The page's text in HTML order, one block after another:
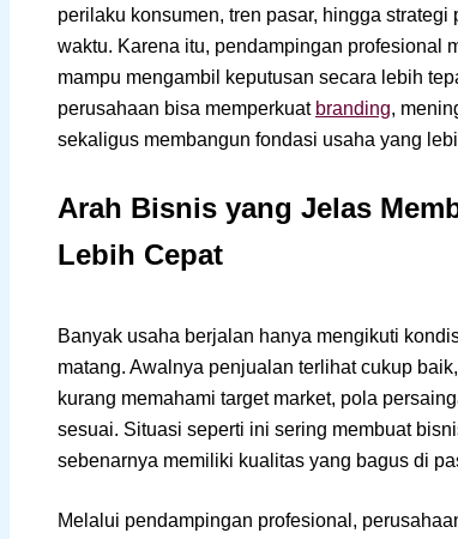
perilaku konsumen, tren pasar, hingga
waktu. Karena itu, pendampingan profesional
mampu mengambil keputusan secara lebih
perusahaan bisa memperkuat branding,
sekaligus membangun fondasi usaha yang
Arah Bisnis yang Jelas
Lebih Cepat
Banyak usaha berjalan hanya mengikuti
matang. Awalnya penjualan terlihat cukup
kurang memahami target market, pola
sesuai. Situasi seperti ini sering membuat
sebenarnya memiliki kualitas yang bagus di
Melalui pendampingan profesional,